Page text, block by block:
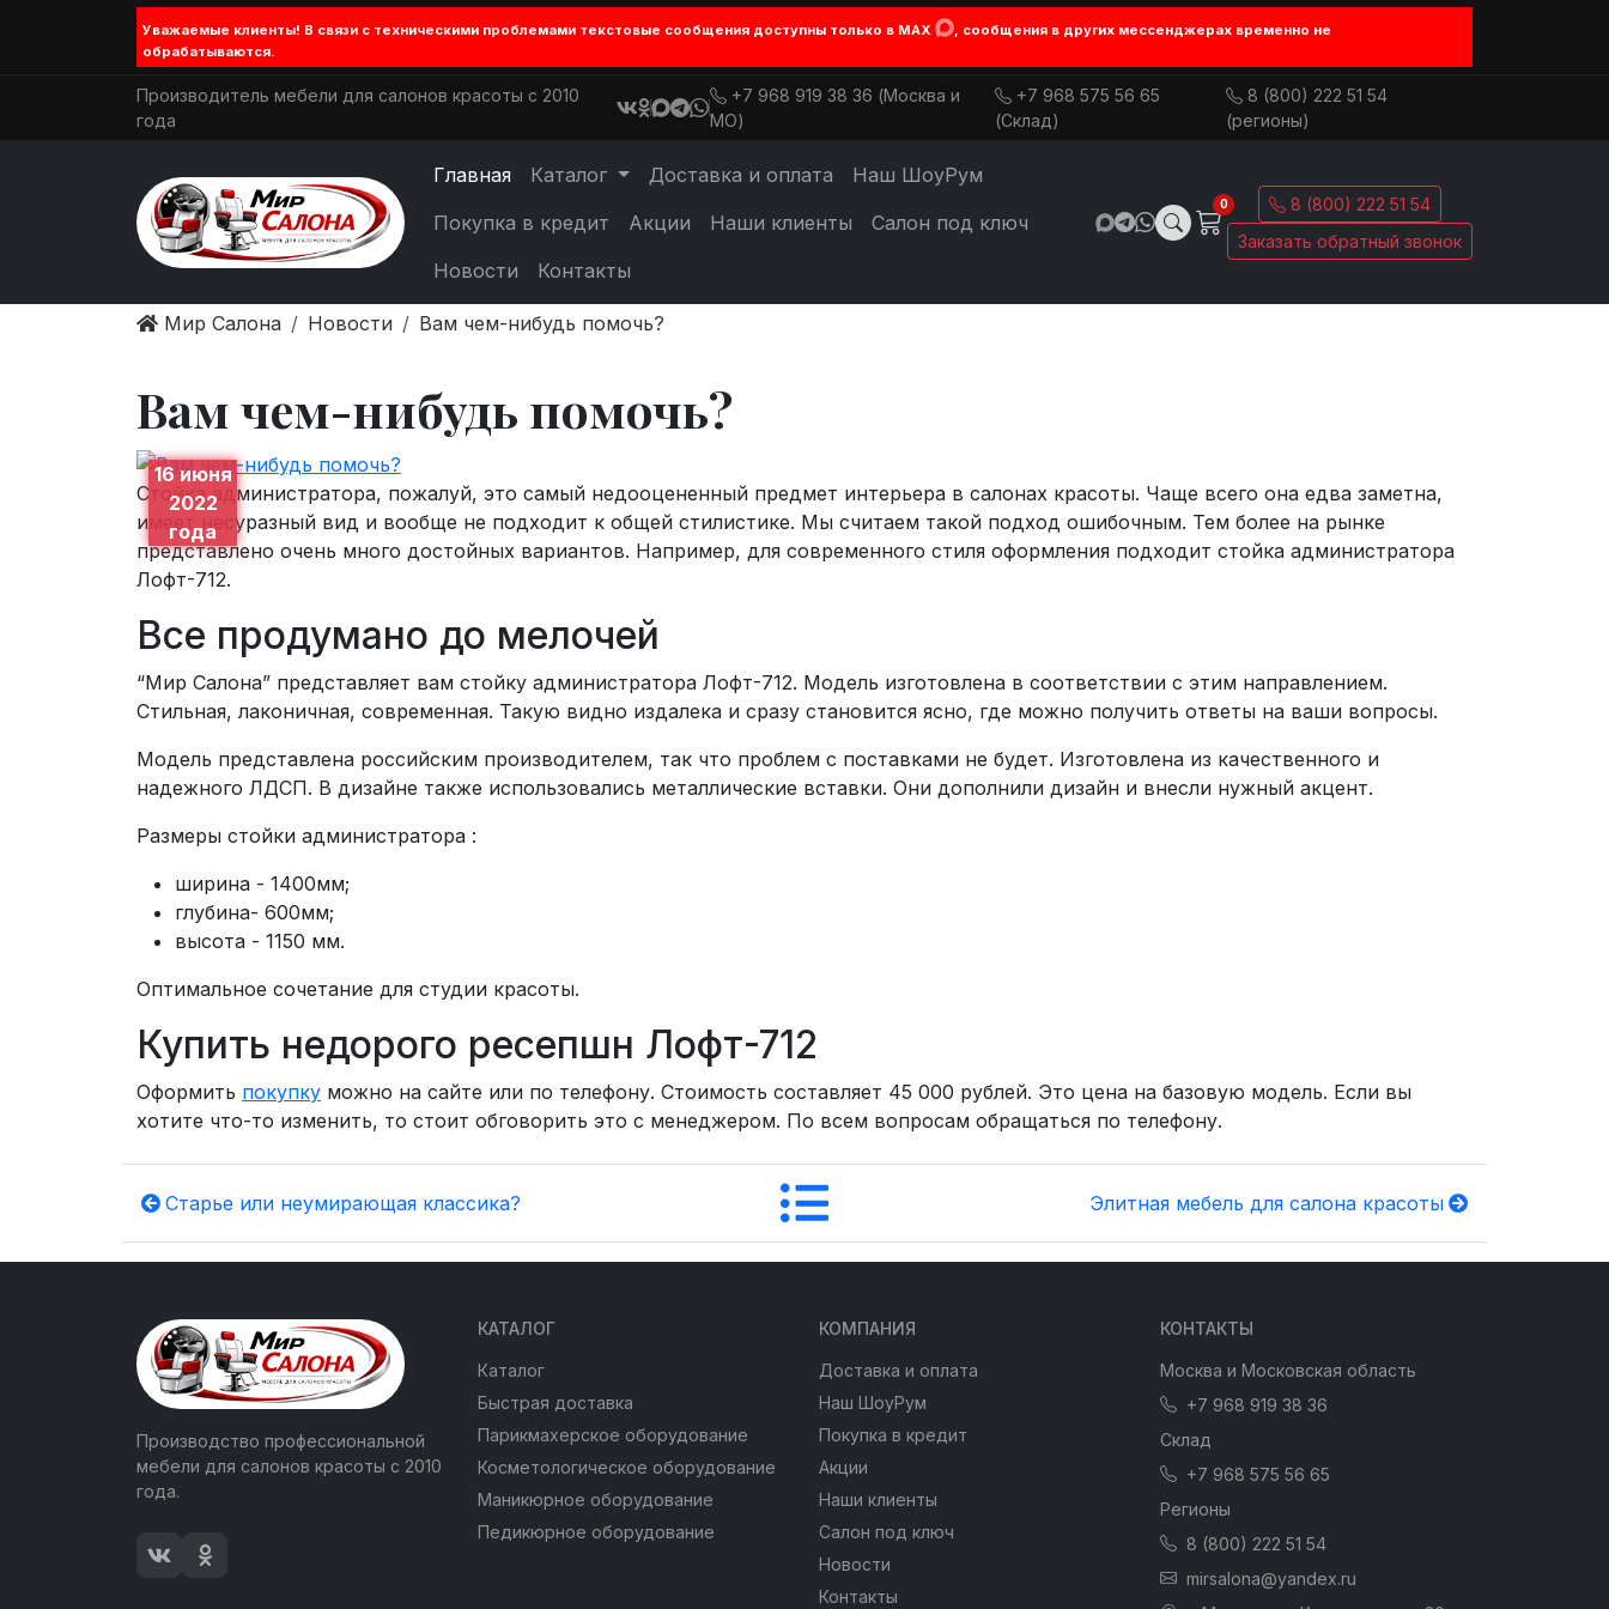
Уважаемые клиенты! В связи с техническими проблемами текстовые сообщения доступны только в MAX
, сообщения в других мессенджерах временно не
обрабатываются.
Производитель мебели для салонов красоты с 2010
года
+7 968 919 38 36 (Москва и
МО)
+7 968 575 56 65
(Склад)
8 (800) 222 51 54
(регионы)
Главная Каталог Доставка и оплата
Наш ШоуРум
Покупка в кредит
Акции Наши клиенты
Салон под ключ
Новости
Контакты
0
8 (800) 222 51 54
Заказать обратный звонок
Мир Салона Новости Вам чем-нибудь помочь?
Вам чем-нибудь помочь?
16 июня
2022
года
Стойка администратора, пожалуй, это самый недооцененный предмет интерьера в салонах красоты. Чаще всего она едва заметна,
имеет несуразный вид и вообще не подходит к общей стилистике. Мы считаем такой подход ошибочным. Тем более на рынке
представлено очень много достойных вариантов. Например, для современного стиля оформления подходит стойка администратора
Лофт-712.
Все продумано до мелочей
“Мир Салона” представляет вам стойку администратора Лофт-712. Модель изготовлена в соответствии с этим направлением.
Стильная, лаконичная, современная. Такую видно издалека и сразу становится ясно, где можно получить ответы на ваши вопросы.
Модель представлена российским производителем, так что проблем с поставками не будет. Изготовлена из качественного и
надежного ЛДСП. В дизайне также использовались металлические вставки. Они дополнили дизайн и внесли нужный акцент.
Размеры стойки администратора :
ширина - 1400мм;
глубина- 600мм;
высота - 1150 мм.
Оптимальное сочетание для студии красоты.
Купить недорого ресепшн Лофт-712
Оформить покупку можно на сайте или по телефону. Стоимость составляет 45 000 рублей. Это цена на базовую модель. Если вы
хотите что-то изменить, то стоит обговорить это с менеджером. По всем вопросам обращаться по телефону.
Старье или неумирающая классика? Элитная мебель для салона красоты
Производство профессиональной
мебели для салонов красоты с 2010
года.
КАТАЛОГ
Каталог
Быстрая доставка
Парикмахерское оборудование
Косметологическое оборудование
Маникюрное оборудование
Педикюрное оборудование
КОМПАНИЯ
Доставка и оплата
Наш ШоуРум
Покупка в кредит
Акции
Наши клиенты
Салон под ключ
Новости
Контакты
КОНТАКТЫ
Москва и Московская область
+7 968 919 38 36
Склад
+7 968 575 56 65
Регионы
8 (800) 222 51 54
mirsalona@yandex.ru